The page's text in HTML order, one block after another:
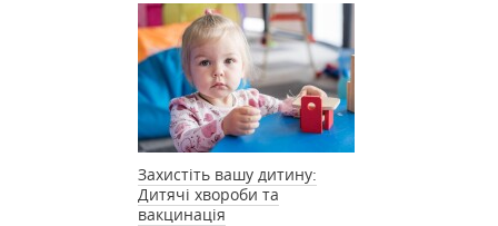
Захистіть вашу дитину:
Дитячі хвороби та
вакцинація